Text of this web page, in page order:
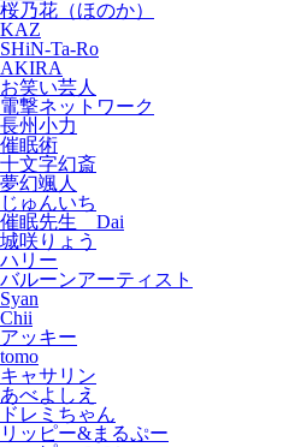
桜乃花（ほのか）
KAZ
SHiN-Ta-Ro
AKIRA
お笑い芸人
電撃ネットワーク
長州小力
催眠術
十文字幻斎
夢幻颯人
じゅんいち
催眠先生 Dai
城咲りょう
ハリー
バルーンアーティスト
Syan
Chii
アッキー
tomo
キャサリン
あべよしえ
ドレミちゃん
リッピー&まるぷー